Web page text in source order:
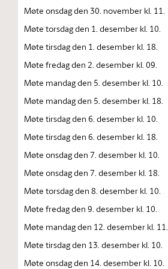
Møte onsdag den 30. november kl. 11.
Møte torsdag den 1. desember kl. 10.
Møte tirsdag den 1. desember kl. 18.
Møte fredag den 2. desember kl. 09.
Møte mandag den 5. desember kl. 10.
Møte mandag den 5. desember kl. 18.
Møte tirsdag den 6. desember kl. 10.
Møte tirsdag den 6. desember kl. 18.
Møte onsdag den 7. desember kl. 10.
Møte onsdag den 7. desember kl. 18.
Møte torsdag den 8. desember kl. 10.
Møte fredag den 9. desember kl. 10.
Møte mandag den 12. desember kl. 11.
Møte tirsdag den 13. desember kl. 10.
Møte onsdag den 14. desember kl. 10.